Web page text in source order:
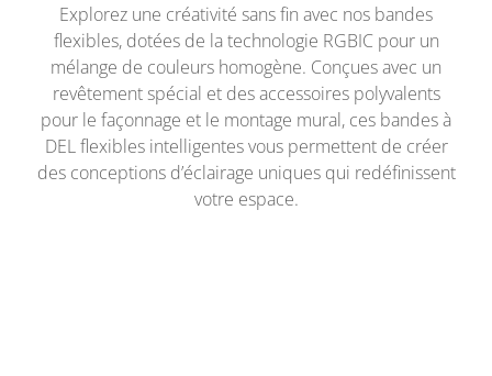
Explorez une créativité sans fin avec nos bandes
flexibles, dotées de la technologie RGBIC pour un
mélange de couleurs homogène. Conçues avec un
revêtement spécial et des accessoires polyvalents
pour le façonnage et le montage mural, ces bandes à
DEL flexibles intelligentes vous permettent de créer
des conceptions d’éclairage uniques qui redéfinissent
votre espace.